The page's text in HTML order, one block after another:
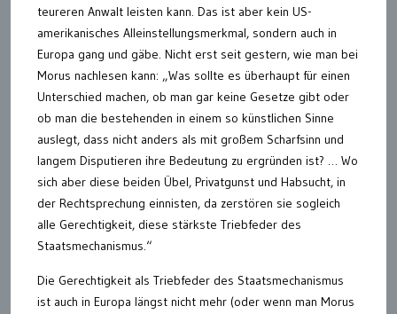
teureren Anwalt leisten kann. Das ist aber kein US-
amerikanisches Alleinstellungsmerkmal, sondern auch in
Europa gang und gäbe. Nicht erst seit gestern, wie man bei
Morus nachlesen kann: „Was sollte es überhaupt für einen
Unterschied machen, ob man gar keine Gesetze gibt oder
ob man die bestehenden in einem so künstlichen Sinne
auslegt, dass nicht anders als mit großem Scharfsinn und
langem Disputieren ihre Bedeutung zu ergründen ist? … Wo
sich aber diese beiden Übel, Privatgunst und Habsucht, in
der Rechtsprechung einnisten, da zerstören sie sogleich
alle Gerechtigkeit, diese stärkste Triebfeder des
Staatsmechanismus.“
Die Gerechtigkeit als Triebfeder des Staatsmechanismus
ist auch in Europa längst nicht mehr (oder wenn man Morus